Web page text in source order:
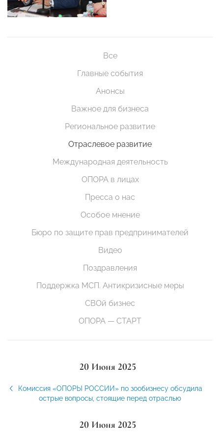
Все
Главные события
Анонсы
Важное для бизнеса
Региональное развитие
Отраслевое развитие
Международная деятельность
ОПОРА в лицах
Пресса о нас
Особое мнение
Бюро по защите прав предпринимателей
Видео
Поздравления
Поддержка МСП. Антикризисные меры
СВОй бизнес
ОПОРА — СТАРТ
20 Июня 2025
Комиссия «ОПОРЫ РОССИИ» по зообизнесу обсудила
острые вопросы, стоящие перед отраслью
20 Июня 2025